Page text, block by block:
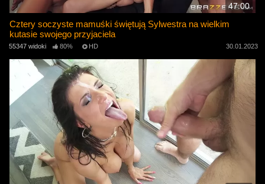
47:00
Cztery soczyste mamuśki świętują Sylwestra na wielkim
kutasie swojego przyjaciela
55347 widoki 80% HD 30.01.2023